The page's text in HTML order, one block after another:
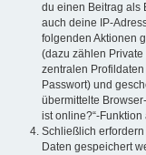
du einen Beitrag als
auch deine IP-
folgenden Aktionen
(dazu zählen
zentralen
Passwort) und
übermittelte
ist online?“-
Schließlich
Daten gespeichert